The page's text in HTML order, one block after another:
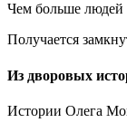
Чем больше людей
Получается
Из дворовых
Истории Олега